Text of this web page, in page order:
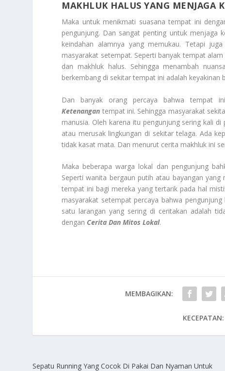
MAKHLUK HALUS YANG MENJAGA
Maka untuk menikmati suasana tempat ini
pengunjung. Dan sangat penting untuk menjaga
keindahan alamnya yang memukau. Tetapi
masyarakat setempat. Seperti banyak tempat
dan makhluk halus. Sehingga menambah
berkembang di sekitar tempat ini adalah
Dan banyak orang percaya bahwa tempat
Ketenangan tempat ini. Sehingga masyarakat
manusia. Oleh karena itu pengunjung sering kali
atau merusak lingkungan di sekitar telaga. Ada
tidak kasat mata. Dan menurut cerita makhluk ini
Maka beberapa warga lokal dan pengunjung
Seperti wanita bergaun putih atau bayangan
tempat ini bagi mereka yang tertarik pada hal
masyarakat setempat percaya bahwa
satu larangan yang sering di ceritakan adalah
dengan Cerita Dan Mitos Lokal.
MEMBAGIKAN:
KECEPATAN:
Sepatu Running Yang Cocok Di Pakai Dan Nyaman Untuk